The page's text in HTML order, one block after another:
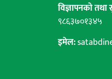
विज्ञापनको
९८६३७०१३४५
इमेल: